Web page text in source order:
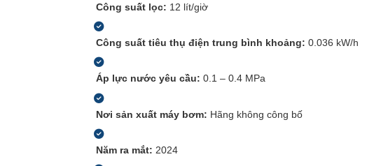
Công suất lọc: 12 lít/giờ
Công suất tiêu thụ điện trung bình khoảng:0.036 kW/h
Áp lực nước yêu cầu:0.1 – 0.4 MPa
Nơi sản xuất máy bơm: Hãng không công bố
Năm ra mắt: 2024